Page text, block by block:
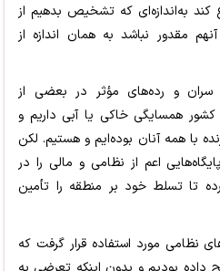
کند به‌اندازه‌ای که تشخیص بدهیم از
مقدور نباشد به همان اندازه از
سران و رده‌های مؤثر در بعضی از
کشورهای منطقه است. ما با ۱۵ کشور همسایگی خاکی یا آبی داریم و
با همه آنان بوده‌ایم و هستیم. لکن
اعم از نظامی و مالی را در
تا تسلط خود بر منطقه را تأمین
نظامی مورد استفاده قرار گرفت که